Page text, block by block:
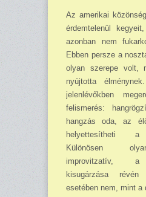
Az amerikai
érdemtelenül
azonban nem
Ebben persze a
olyan szerepe volt,
nyújtotta
jelenlévőkben
felismerés:
hangzás oda, az
helyettesítheti a
Különösen
improvitzatív, a
kisugárzása
esetében nem, mint a